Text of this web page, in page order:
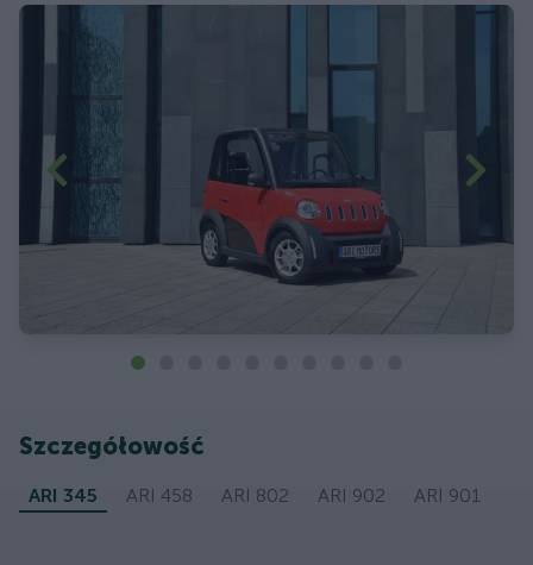
Szczegółowość
ARI 345 ARI 458 ARI 802 ARI 902 ARI 901